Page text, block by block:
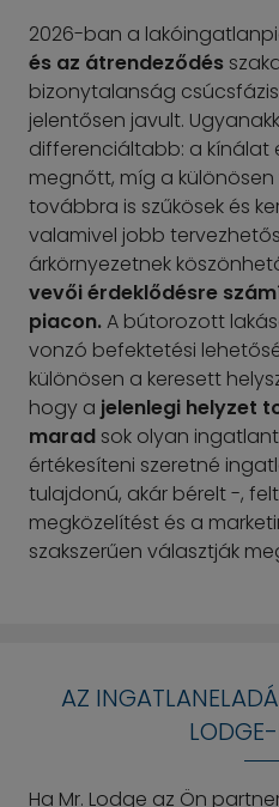
2026-ban a
és az átrendeződés
bizonytalanság
jelentősen javult.
differenciáltabb: a kínálat
megnőtt, míg a
továbbra is szűkösek és
valamivel jobb
árkörnyezetnek
vevői érdeklődésre
piacon.A bútorozott
vonzó befektetési
különösen a keresett
hogy a jelenlegi helyzet
marad sok olyan
értékesíteni szeretné
tulajdonú, akár bérelt -,
megközelítést és a
szakszerűen választják
AZ
Ha Mr. Lodge az Ön